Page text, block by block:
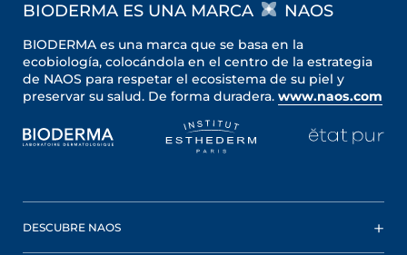
BIODERMA ES UNA MARCA NAOS
BIODERMA es una marca que se basa en la
ecobiología, colocándola en el centro de la estrategia
de NAOS para respetar el ecosistema de su piel y
preservar su salud. De forma duradera. www.naos.com
DESCUBRE NAOS